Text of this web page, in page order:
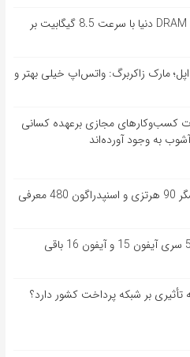
سامسونگ از سریع‌ترین DRAM LPDDR5X دنیا با سرعت 8.5 گیگابیت بر
کارزار تبلیغاتی متا علیه iMessage اپل؛ مارک زاکربرگ: واتس‌اپ خیلی بهتر و
کسب‌وکارهای مجازی برعهده کسانی
به وجود آورده‌اند
گوشی اقتصادی آنر پلی 6C با نمایشگر 90 هرتزی و اسنپدراگون 480 معرفی
کوالکام احتمالا تامین‌کننده مودم 5G سری آیفون 15 و آیفون 16 باقی
بر شبکه پرداخت کشور دارد؟